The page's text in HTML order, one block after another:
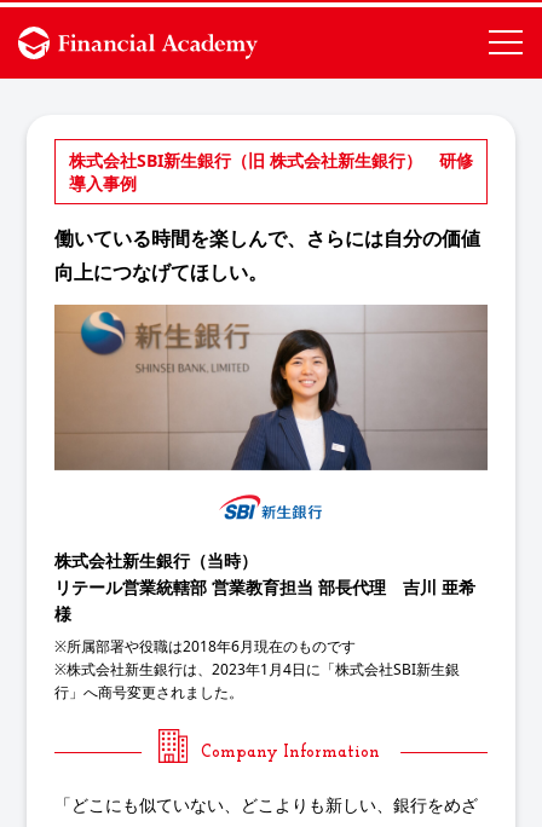
株式会社SBI新生銀行（旧 株式会社新生銀行） 研修
導入事例
働いている時間を楽しんで、さらには自分の価値
向上につなげてほしい。
株式会社新生銀行（当時）
リテール営業統轄部 営業教育担当 部長代理 吉川 亜希
様
※所属部署や役職は2018年6月現在のものです
※株式会社新生銀行は、2023年1月4日に「株式会社SBI新生銀
行」へ商号変更されました。
Company Information
「どこにも似ていない、どこよりも新しい、銀行をめざ